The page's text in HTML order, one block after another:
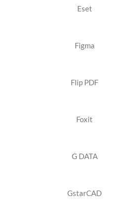
Eset
Figma
Flip PDF
Foxit
G DATA
GstarCAD